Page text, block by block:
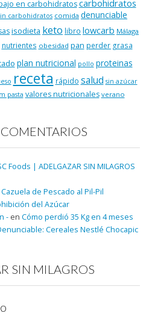
en carbohidratos carbohidratos
carbohidratos comida denunciable
isodieta keto libro lowcarb Málaga
nutrientes obesidad pan perder grasa
plan nutricional pollo proteinas
receta rápido salud sin azúcar
pasta valores nutricionales verano
Foods | ADELGAZAR SIN MILAGROS
Cazuela de Pescado al Pil-Pil
del Azúcar
- en Cómo perdió 35 Kg en 4 meses
Cereales Nestlé Chocapic
SIN MILAGROS